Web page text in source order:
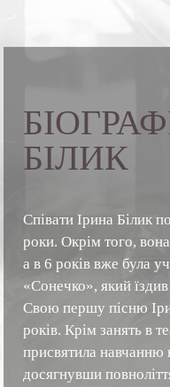
БIЛИК
Співати Ірина Білик
роки. Окрім того,
а в 6 років вже була
«Сонечко», який
Свою першу пісню
років. Крім занять в
присвятила навчанню
досягнувши